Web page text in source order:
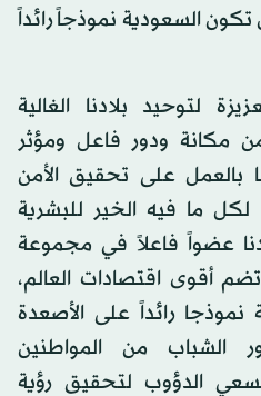
السعودية نموذجاً رائداً
لتوحيد بلادنا الغالية
مكانة ودور فاعل ومؤثر
بالعمل على تحقيق الأمن
لكل ما فيه الخير للبشرية
عضواً فاعلاً في مجموعة
أقوى اقتصادات العالم،
رائداً على الأصعدة
الشباب من المواطنين
الدؤوب لتحقيق رؤية